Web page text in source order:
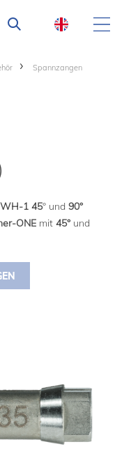
Spannzangen
WH-1 45° und 90°
ONE mit 45° und